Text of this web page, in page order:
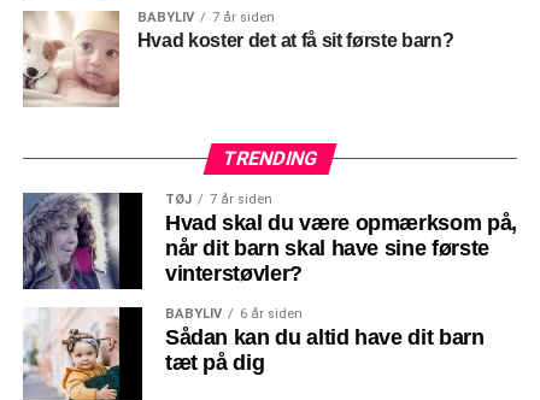
BABYLIV 7 år siden
Hvad koster det at få sit første barn?
TRENDING
TØJ 7 år siden
Hvad skal du være opmærksom på,
når dit barn skal have sine første
vinterstøvler?
BABYLIV 6 år siden
Sådan kan du altid have dit barn
tæt på dig